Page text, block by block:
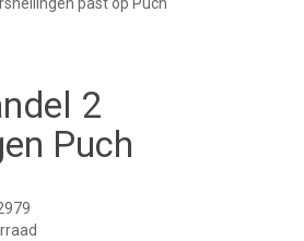
2
Puch